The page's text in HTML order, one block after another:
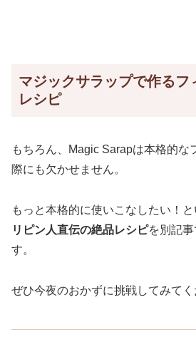
マジックサラップで作るフ
レシピ
もちろん、Magic Sarapは本格的な
際にも欠かせません。
もっと本格的に使いこなしたい！と
リピン人直伝の絶品レシピを別記事
す。
ぜひ今夜のおかずに挑戦してみてく